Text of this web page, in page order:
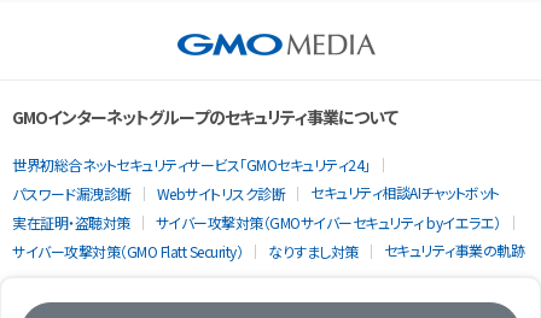
GMOインターネットグループのセキュリティ事業について
世界初総合ネットセキュリティサービス「GMOセキュリティ24」
パスワード漏洩診断
Webサイトリスク診断
セキュリティ相談AIチャットボット
実在証明・盗聴対策
サイバー攻撃対策（GMOサイバーセキュリティ byイエラエ）
サイバー攻撃対策（GMO Flatt Security）
なりすまし対策 セキュリティ事業の軌跡